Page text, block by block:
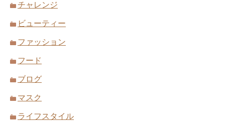
チャレンジ
ビューティー
ファッション
フード
ブログ
マスク
ライフスタイル